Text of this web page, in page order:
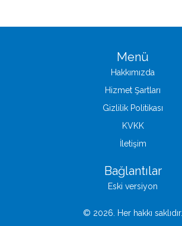
Menü
Hakkımızda
Hizmet Şartları
Gizlilik Politikası
KVKK
İletişim
Bağlantılar
Eski versiyon
© 2026. Her hakkı saklıdır.